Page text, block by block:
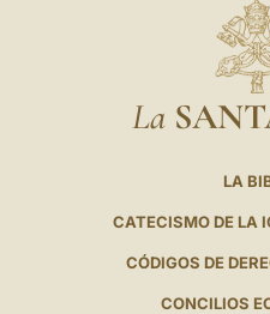
La
LA
CATECISMO DE LA
CÓDIGOS DE
CONCILIOS